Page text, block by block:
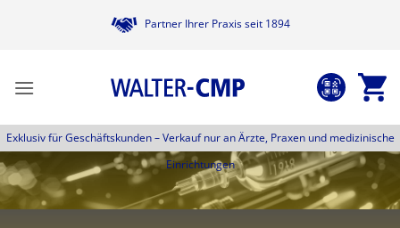
Partner Ihrer Praxis seit 1894
Exklusiv für Geschäftskunden –Verkauf nur an Ärzte, Praxen und medizinische
Einrichtungen